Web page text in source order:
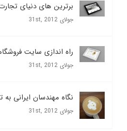
برترین های دنیای
جولای 31st, 2012
راه اندازی سایت
جولای 31st, 2012
نگاه مهندسان ایرانی به
جولای 31st, 2012